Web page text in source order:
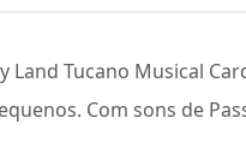
Land Tucano Musical
Com sons de